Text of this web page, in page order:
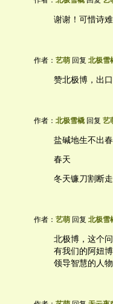
谢谢！可惜诗
作者： 艺萌 回复 北极雪
赞北极博，出
作者： 北极雪橇 回复 艺
盐碱地生不出
春天
冬天镰刀割断
作者： 艺萌 回复 北极雪
北极博，这个
有我们的阿妞
领导智慧的人